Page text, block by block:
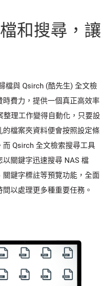
和搜尋，讓
檔與 Qsirch (酷先生) 全文檢
費力，提供一個真正高效率
理工作變得自動化，只要設
檔案夾資料便會按照設定條
Qsirch 全文檢索搜尋工具
關鍵字迅速搜尋 NAS 檔
鍵字標註等預覽功能，全面
以處理更多種重要任務。